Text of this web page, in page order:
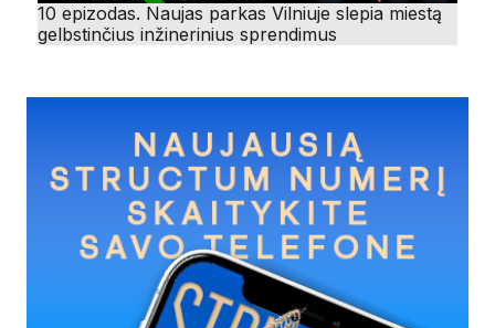
10 epizodas. Naujas parkas Vilniuje slepia miestą
gelbstinčius inžinerinius sprendimus